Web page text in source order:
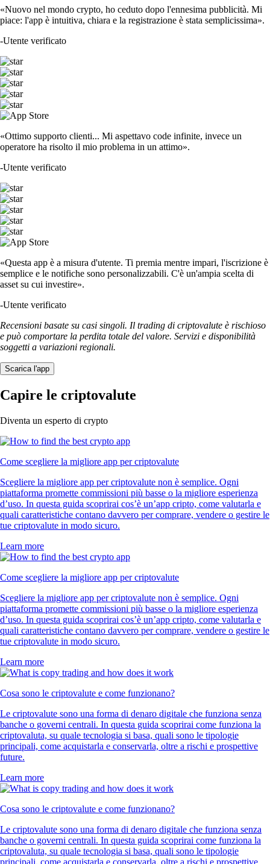
«Nuovo nel mondo crypto, ho ceduto dopo l'ennesima pubblicità. Mi
piace: l'app è intuitiva, chiara e la registrazione è stata semplicissima».
-Utente verificato
«Ottimo supporto clienti... Mi aspettavo code infinite, invece un
operatore ha risolto il mio problema in un attimo».
-Utente verificato
«Questa app è a misura d'utente. Ti premia mentre impari, l'iscrizione è
semplice e le notifiche sono personalizzabili. C'è un'ampia scelta di
asset su cui investire».
-Utente verificato
Recensioni basate su casi singoli. Il trading di criptovalute è rischioso
e può comportare la perdita totale del valore. Servizi e disponibilità
soggetti a variazioni regionali.
Scarica l'app
Capire le criptovalute
Diventa un esperto di crypto
Come scegliere la migliore app per criptovalute
Scegliere la migliore app per criptovalute non è semplice. Ogni
piattaforma promette commissioni più basse o la migliore esperienza
d’uso. In questa guida scoprirai cos’è un’app cripto, come valutarla e
quali caratteristiche contano davvero per comprare, vendere o gestire le
tue criptovalute in modo sicuro.
Learn more
Come scegliere la migliore app per criptovalute
Scegliere la migliore app per criptovalute non è semplice. Ogni
piattaforma promette commissioni più basse o la migliore esperienza
d’uso. In questa guida scoprirai cos’è un’app cripto, come valutarla e
quali caratteristiche contano davvero per comprare, vendere o gestire le
tue criptovalute in modo sicuro.
Learn more
Cosa sono le criptovalute e come funzionano?
Le criptovalute sono una forma di denaro digitale che funziona senza
banche o governi centrali. In questa guida scoprirai come funziona la
criptovaluta, su quale tecnologia si basa, quali sono le tipologie
principali, come acquistarla e conservarla, oltre a rischi e prospettive
future.
Learn more
Cosa sono le criptovalute e come funzionano?
Le criptovalute sono una forma di denaro digitale che funziona senza
banche o governi centrali. In questa guida scoprirai come funziona la
criptovaluta, su quale tecnologia si basa, quali sono le tipologie
principali, come acquistarla e conservarla, oltre a rischi e prospettive